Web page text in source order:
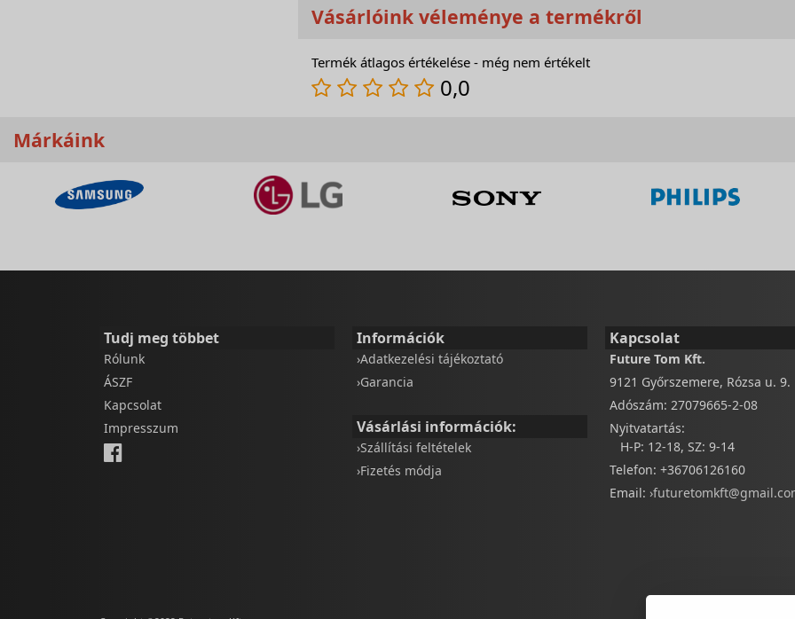
Vásárlóink véleménye a termékről
Termék átlagos értékelése - még nem értékelt
0,0
Márkáink
Tudj meg többet
Rólunk
ÁSZF
Kapcsolat
Impresszum
Információk
›Adatkezelési tájékoztató
›Garancia
Vásárlási információk:
›Szállítási feltételek
›Fizetés módja
Kapcsolat
Future Tom Kft.
9121 Győrszemere, Rózsa u. 9.
Adószám: 27079665-2-08
Nyitvatartás:
H-P: 12-18, SZ: 9-14
Telefon: +36706126160
Email: